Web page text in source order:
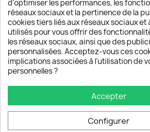
Cape Imprimée
P'tits Cœurs...
108,00 €
Cape Imprimée
Hippies Pour...
d'optimiser les performances, les
réseaux sociaux et la pertinence de la
cookies tiers liés aux réseaux sociaux et
utilisés pour vous offrir des
les réseaux sociaux, ainsi que des
personnalisées. Acceptez-vous ces
implications associées à l'utilisation de
personnelles ?
Accepter
Configurer